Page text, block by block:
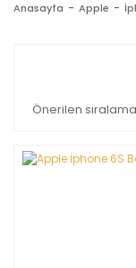
Anasayfa Apple